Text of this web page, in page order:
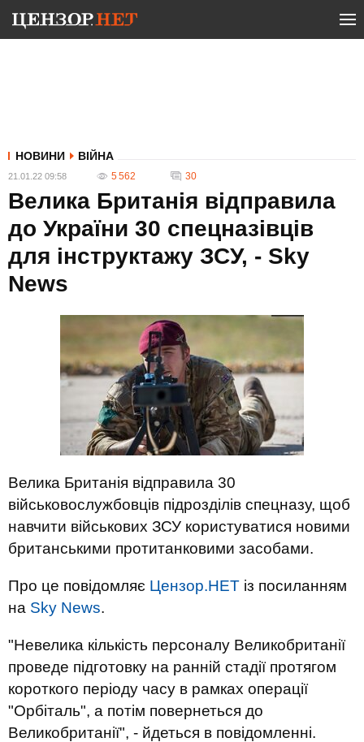
НОВИНИ ВІЙНА
21.01.22 09:58 5 562 30
Велика Британія відправила
до України 30 спецназівців
для інструктажу ЗСУ, - Sky
News
Велика Британія відправила 30
військовослужбовців підрозділів спецназу, щоб
навчити військових ЗСУ користуватися новими
британськими протитанковими засобами.
Про це повідомляє Цензор.НЕТ із посиланням
на Sky News.
"Невелика кількість персоналу Великобританії
проведе підготовку на ранній стадії протягом
короткого періоду часу в рамках операції
"Орбіталь", а потім повернеться до
Великобританії", - йдеться в повідомленні.